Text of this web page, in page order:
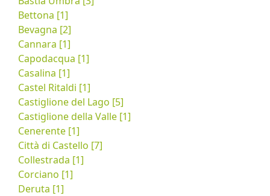
Bettona [1]
Bevagna [2]
Cannara [1]
Capodacqua [1]
Casalina [1]
Castel Ritaldi [1]
Castiglione del Lago [5]
Castiglione della Valle [1]
Cenerente [1]
Città di Castello [7]
Collestrada [1]
Corciano [1]
Deruta [1]